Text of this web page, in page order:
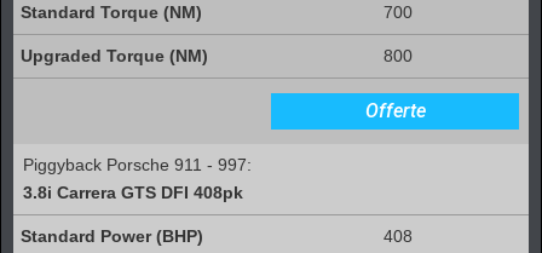
700
800
Offerte
Piggyback Porsche 911 - 997:
3.8i Carrera GTS DFI 408pk
408